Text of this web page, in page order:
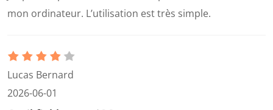
mon ordinateur. L’utilisation est très simple.
Lucas Bernard
2026-06-01